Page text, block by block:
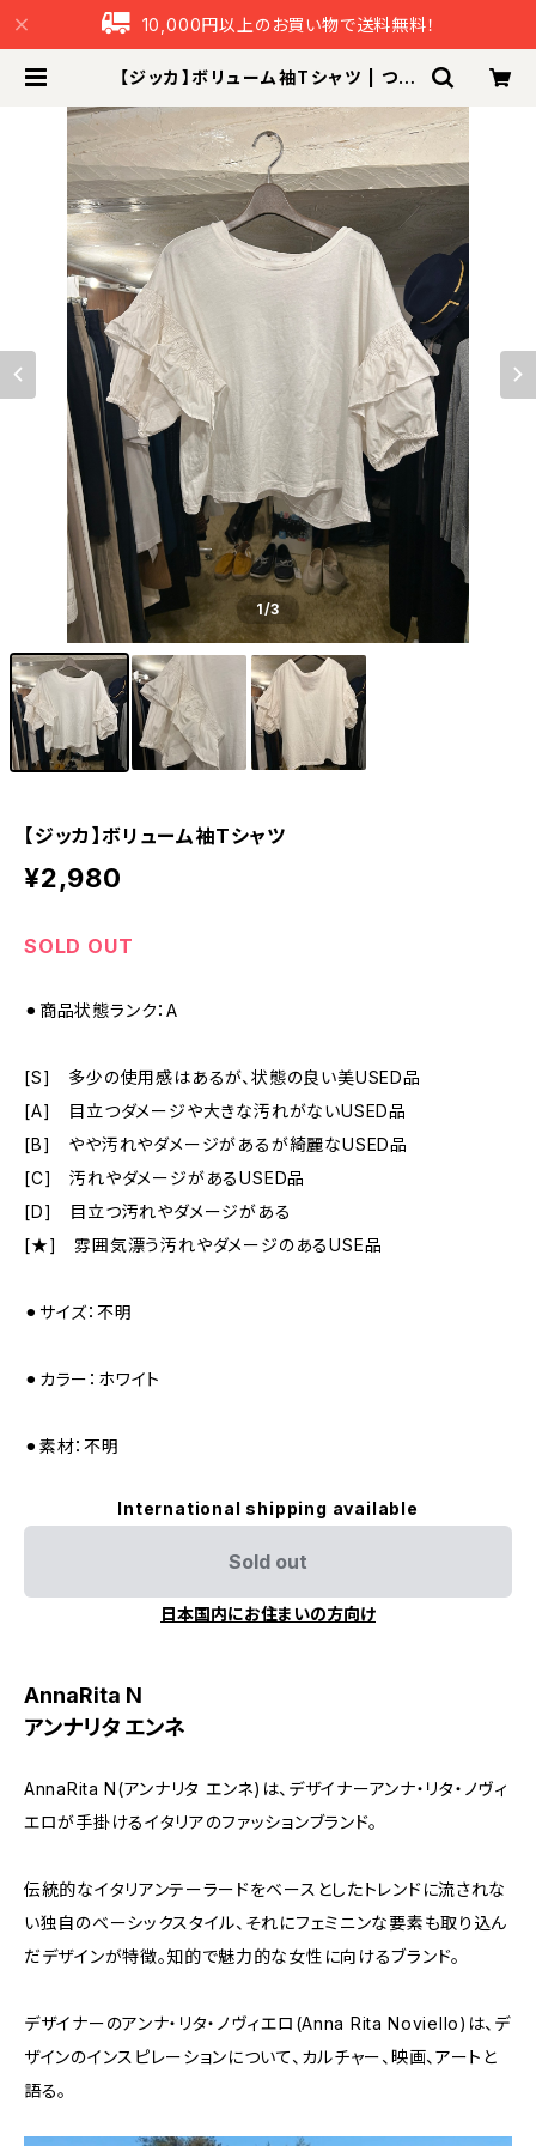
10,000円以上のお買い物で送料無料！
【ジッカ】ボリューム袖Tシャツ | つな
1/3
【ジッカ】ボリューム袖Tシャツ
¥2,980
SOLD OUT
⚫︎商品状態ランク：A
[S] 多少の使用感はあるが、状態の良い美USED品
[A] 目立つダメージや大きな汚れがないUSED品
[B] やや汚れやダメージがあるが綺麗なUSED品
[C] 汚れやダメージがあるUSED品
[D] 目立つ汚れやダメージがある
[★] 雰囲気漂う汚れやダメージのあるUSE品
⚫︎サイズ：不明
⚫︎カラー：ホワイト
⚫︎素材：不明
International shipping available
Sold out
日本国内にお住まいの方向け
AnnaRita N
アンナリタ エンネ
AnnaRita N(アンナリタ エンネ)は、デザイナーアンナ・リタ・ノヴィ
エロが手掛けるイタリアのファッションブランド。
伝統的なイタリアンテーラードをベースとしたトレンドに流されな
い独自のベーシックスタイル、それにフェミニンな要素も取り込ん
だデザインが特徴。知的で魅力的な女性に向けるブランド。
デザイナーのアンナ・リタ・ノヴィエロ(Anna Rita Noviello)は、デ
ザインのインスピレーションについて、カルチャー、映画、アートと
語る。